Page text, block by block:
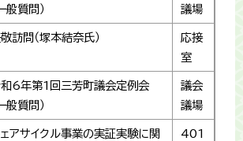
般質問）
議場
訪問（塚本結奈氏）
応接
室
6年第1回三芳町議会定例会
般質問）
議会
議場
アサイクル事業の実証実験に関
401